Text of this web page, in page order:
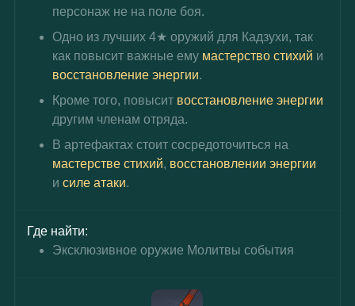
персонаж не на поле боя.
Одно из лучших 4★ оружий для Кадзухи, так
как повысит важные ему мастерство стихий и
восстановление энергии.
Кроме того, повысит восстановление энергии
другим членам отряда.
В артефактах стоит сосредоточиться на
мастерстве стихий, восстановлении энергии
и силе атаки.
Где найти:
Эксклюзивное оружие Молитвы события